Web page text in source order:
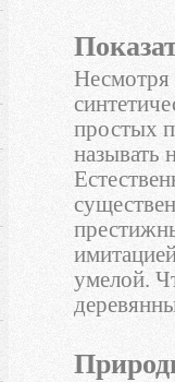
Несмотря
простых
называть
умелой.